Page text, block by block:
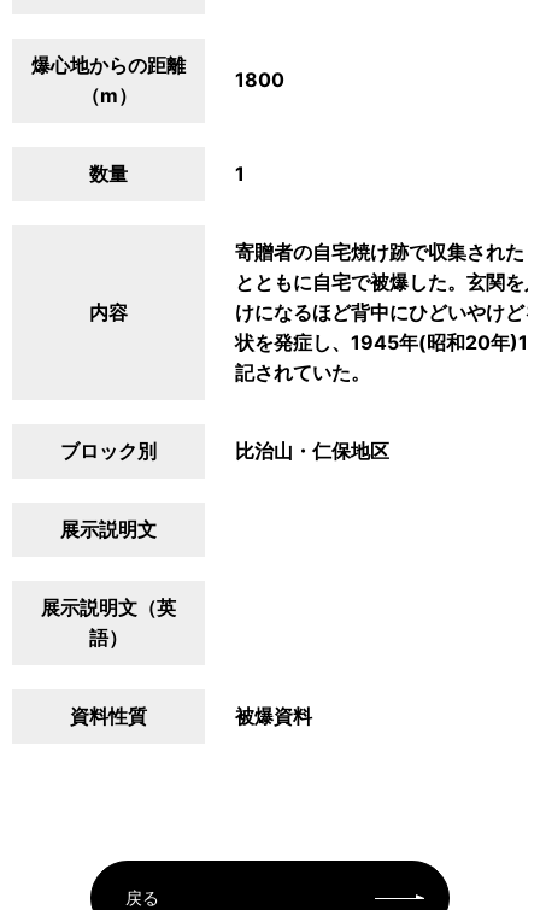
爆心地からの距離
（m）
1800
数量 1
内容
寄贈者の自宅焼け跡で収集された
とともに自宅で被爆した。玄関を
けになるほど背中にひどいやけど
状を発症し、1945年(昭和20年
記されていた。
ブロック別 比治山・仁保地区
展示説明文
展示説明文（英
語）
資料性質 被爆資料
戻る